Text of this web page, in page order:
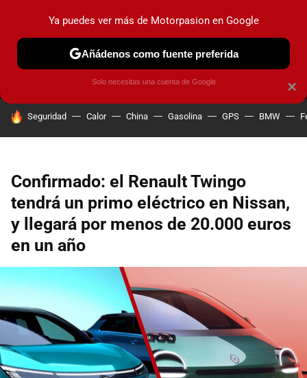
MENÚ NUEVO
COCHES ELÉCTRICOS OBSERVATORIO
HOY SE HABLA DE
Seguridad Calor China Gasolina GPS BMW
Confirmado: el Renault Twingo
tendrá un primo eléctrico en Nissan,
y llegará por menos de 20.000 euros
en un año
×
Ya puedes ver más de Motorpasion en Google
Añádenos como fuente preferida
Solo necesitas una cuenta de Google